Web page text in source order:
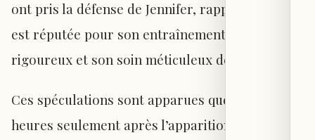
ont pris la défense de Jennifer, rappelant qu’elle
est réputée pour son entraînement physique
rigoureux et son soin méticuleux de sa beauté.
Ces spéculations sont apparues quelques
heures seulement après l’apparition de Jennifer